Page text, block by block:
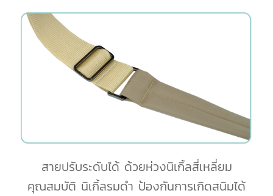
สายปรับระดับได้ ด้วยห่วงนิเกิ้ลสี่เหลี่ยม
คุณสมบัติ นิเกิ้ลรมดำ ป้องกันการเกิดสนิมได้